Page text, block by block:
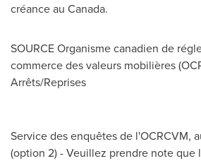
créance au Canada.
SOURCE Organisme canadien de
commerce des valeurs mobilières
Arrêts/Reprises
Service des enquêtes de l'OCRCVM,
(option 2) - Veuillez prendre note que